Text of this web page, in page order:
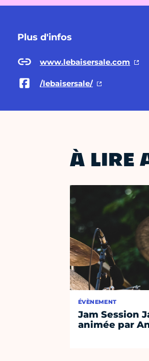
Plus d'infos
www.lebaisersale.com
/lebaisersale/
À LIRE
ÉVÈNEMENT
Jam Session
animée par